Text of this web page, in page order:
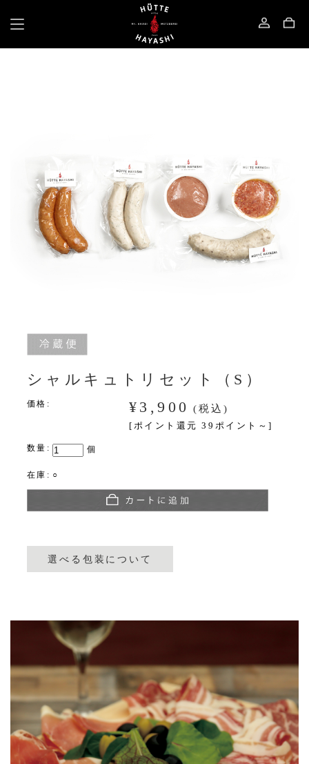
シャルキュトリセット（S）
価格: ¥3,900 (税込)
[ポイント還元 39ポイント～]
数量: 個
在庫: ○
選べる包装について